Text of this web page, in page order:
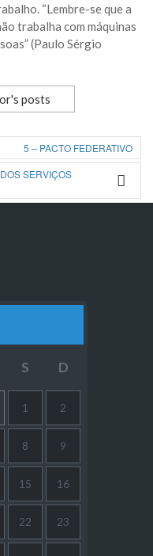
“Lembre-se que a
trabalha com máquinas
(Paulo Sérgio
posts
5 – PACTO FEDERATIVO
SERVIÇOS
S D
1 2
8 9
15 16
22 23